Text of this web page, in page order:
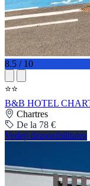
8.5 / 10
⭐⭐
B&B HOTEL
Chartres
De la 78 €
Vedeți disponibilitatea